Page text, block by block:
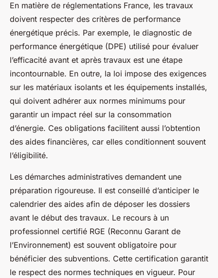
En matière de réglementations France, les travaux
doivent respecter des critères de performance
énergétique précis. Par exemple, le diagnostic de
performance énergétique (DPE) utilisé pour évaluer
l’efficacité avant et après travaux est une étape
incontournable. En outre, la loi impose des exigences
sur les matériaux isolants et les équipements installés,
qui doivent adhérer aux normes minimums pour
garantir un impact réel sur la consommation
d’énergie. Ces obligations facilitent aussi l’obtention
des aides financières, car elles conditionnent souvent
l’éligibilité.
Les démarches administratives demandent une
préparation rigoureuse. Il est conseillé d’anticiper le
calendrier des aides afin de déposer les dossiers
avant le début des travaux. Le recours à un
professionnel certifié RGE (Reconnu Garant de
l’Environnement) est souvent obligatoire pour
bénéficier des subventions. Cette certification garantit
le respect des normes techniques en vigueur. Pour